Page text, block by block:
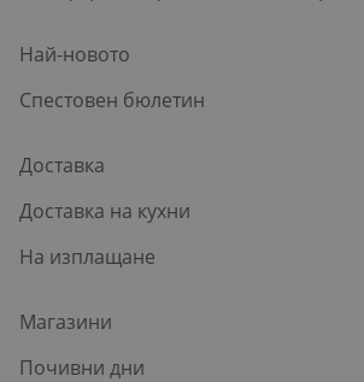
Най-новото
Спестовен бюлетин
Доставка
Доставка на кухни
На изплащане
Магазини
Почивни дни